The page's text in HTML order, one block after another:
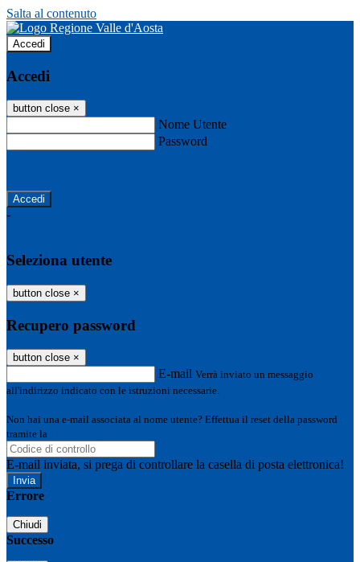
Salta al contenuto
Accedi
Accedi
button close ×
Nome Utente
Password
-
Seleziona utente
button close ×
Recupero password
button close ×
E-mail Verrà inviato un messaggio
all'indirizzo indicato con le istruzioni necessarie.
Non hai una e-mail associata al nome utente? Effettua il reset della password
tramite la
E-mail inviata, si prega di controllare la casella di posta elettronica!
Errore
Chiudi
Successo